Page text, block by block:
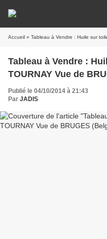
Accueil » Tableau à Vendre : Huile sur toile
Tableau à Vendre :
TOURNAY Vue de
Publié le 04/10/2014 à 21:43
Par JADIS